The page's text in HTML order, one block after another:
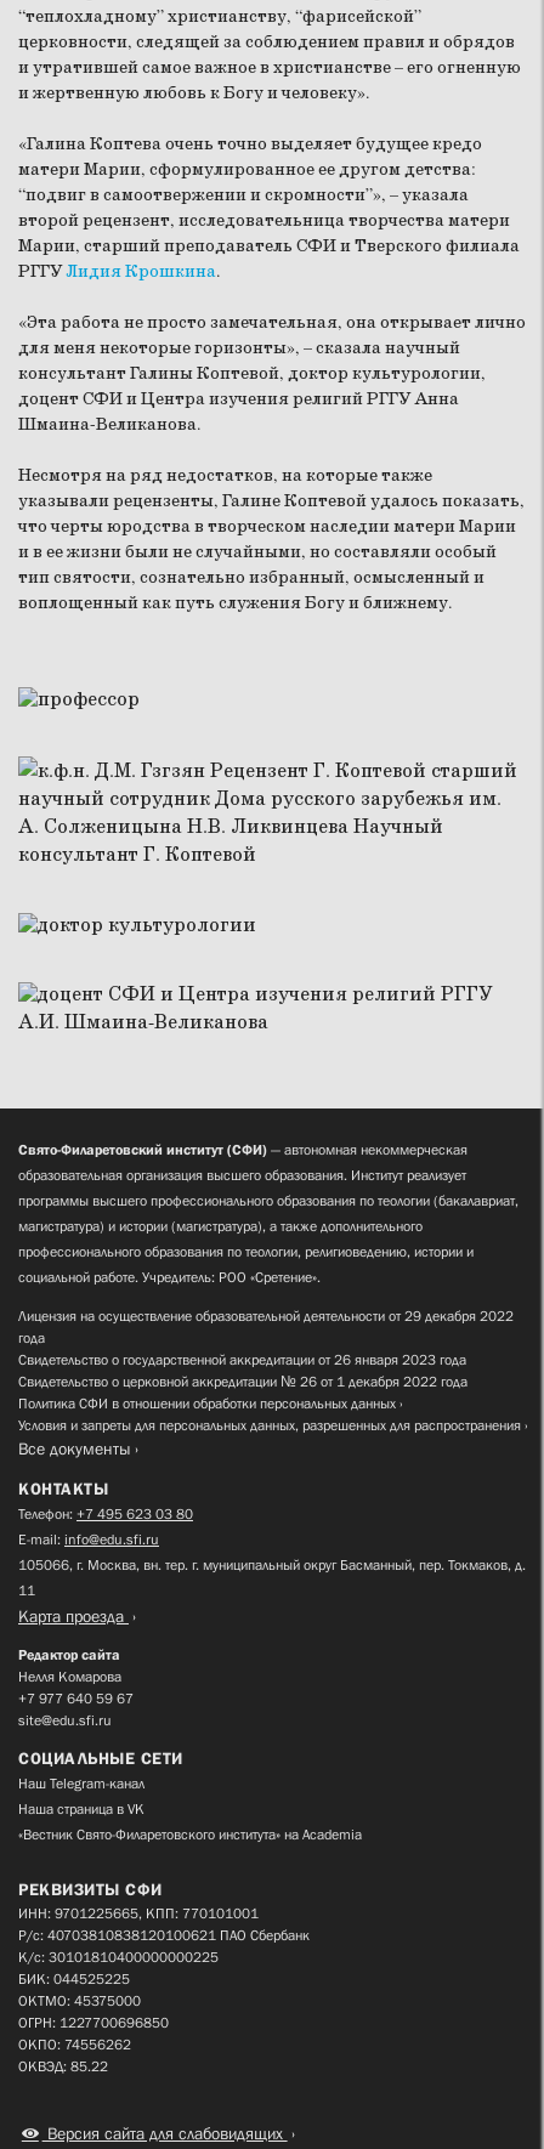
“теплохладному” христианству, “фарисейской”
церковности, следящей за соблюдением правил и обрядов
и утратившей самое важное в христианстве – его огненную
и жертвенную любовь к Богу и человеку».
«Галина Коптева очень точно выделяет будущее кредо
матери Марии, сформулированное ее другом детства:
“подвиг в самоотвержении и скромности”», – указала
второй рецензент, исследовательница творчества матери
Марии, старший преподаватель СФИ и Тверского филиала
РГГУЛидия Крошкина.
«Эта работа не просто замечательная, она открывает лично
для меня некоторые горизонты», – сказала научный
консультант Галины Коптевой, доктор культурологии,
доцент СФИ и Центра изучения религий РГГУ Анна
Шмаина-Великанова.
Несмотря на ряд недостатков, на которые также
указывали рецензенты, Галине Коптевой удалось показать,
что черты юродства в творческом наследии матери Марии
и в ее жизни были не случайными, но составляли особый
тип святости, сознательно избранный, осмысленный и
воплощенный как путь служения Богу и ближнему.
Свято-Филаретовский институт (СФИ) — автономная некоммерческая
образовательная организация высшего образования. Институт реализует
программы высшего профессионального образования по теологии (бакалавриат,
магистратура) и истории (магистратура), а также дополнительного
профессионального образования по теологии, религиоведению, истории и
социальной работе. Учредитель: РОО «Сретение».
Лицензия на осуществление образовательной деятельности от 29 декабря 2022
года
Свидетельство о государственной аккредитации от 26 января 2023 года
Свидетельство о церковной аккредитации № 26 от 1 декабря 2022 года
Политика СФИ в отношении обработки персональных данных
Условия и запреты для персональных данных, разрешенных для распространения
Все документы
КОНТАКТЫ
Телефон: +7 495 623 03 80
E-mail: info@edu.sfi.ru
105066, г. Москва, вн. тер. г. муниципальный округ Басманный, пер. Токмаков, д.
11
Карта проезда
Редактор сайта
Нелля Комарова
+7 977 640 59 67
site@edu.sfi.ru
СОЦИАЛЬНЫЕ СЕТИ
Наш Telegram-канал
Наша страница в VK
«Вестник Свято-Филаретовского института» на Academia
РЕКВИЗИТЫ СФИ
ИНН: 9701225665, КПП: 770101001
Р/с: 40703810838120100621 ПАО Сбербанк
К/с: 30101810400000000225
БИК: 044525225
ОКТМО: 45375000
ОГРН: 1227700696850
ОКПО: 74556262
ОКВЭД: 85.22
Версия сайта для слабовидящих